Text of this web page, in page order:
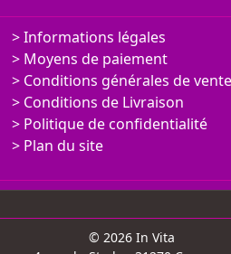
Informations légales
Moyens de paiement
Conditions générales de vente
Conditions de Livraison
Politique de confidentialité
Plan du site
© 2026 In Vita